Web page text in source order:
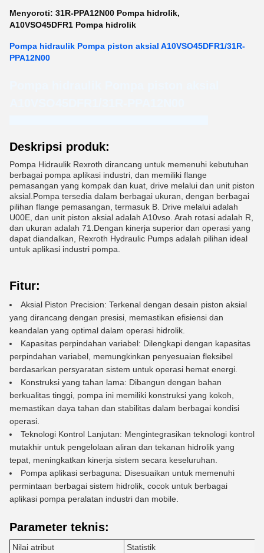
Menyoroti: 31R-PPA12N00 Pompa hidrolik,
A10VSO45DFR1 Pompa hidrolik
Pompa hidraulik Pompa piston aksial A10VSO45DFR1/31R-
PPA12N00
Deskripsi produk:
Pompa Hidraulik Rexroth dirancang untuk memenuhi kebutuhan
berbagai pompa aplikasi industri, dan memiliki flange
pemasangan yang kompak dan kuat, drive melalui dan unit piston
aksial.Pompa tersedia dalam berbagai ukuran, dengan berbagai
pilihan flange pemasangan, termasuk B. Drive melalui adalah
U00E, dan unit piston aksial adalah A10vso. Arah rotasi adalah R,
dan ukuran adalah 71.Dengan kinerja superior dan operasi yang
dapat diandalkan, Rexroth Hydraulic Pumps adalah pilihan ideal
untuk aplikasi industri pompa.
Fitur:
Aksial Piston Precision: Terkenal dengan desain piston aksial
yang dirancang dengan presisi, memastikan efisiensi dan
keandalan yang optimal dalam operasi hidrolik.
Kapasitas perpindahan variabel: Dilengkapi dengan kapasitas
perpindahan variabel, memungkinkan penyesuaian fleksibel
berdasarkan persyaratan sistem untuk operasi hemat energi.
Konstruksi yang tahan lama: Dibangun dengan bahan
berkualitas tinggi, pompa ini memiliki konstruksi yang kokoh,
memastikan daya tahan dan stabilitas dalam berbagai kondisi
operasi.
Teknologi Kontrol Lanjutan: Mengintegrasikan teknologi kontrol
mutakhir untuk pengelolaan aliran dan tekanan hidrolik yang
tepat, meningkatkan kinerja sistem secara keseluruhan.
Pompa aplikasi serbaguna: Disesuaikan untuk memenuhi
permintaan berbagai sistem hidrolik, cocok untuk berbagai
aplikasi pompa peralatan industri dan mobile.
Parameter teknis:
Nilai atribut
Statistik